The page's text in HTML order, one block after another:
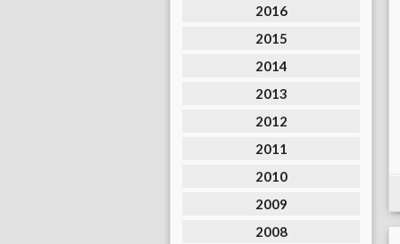
2016
2015
2014
2013
2012
2011
2010
2009
2008